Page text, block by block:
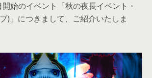
始のイベント「秋の夜長イベント・
)」につきまして、ご紹介いたしま